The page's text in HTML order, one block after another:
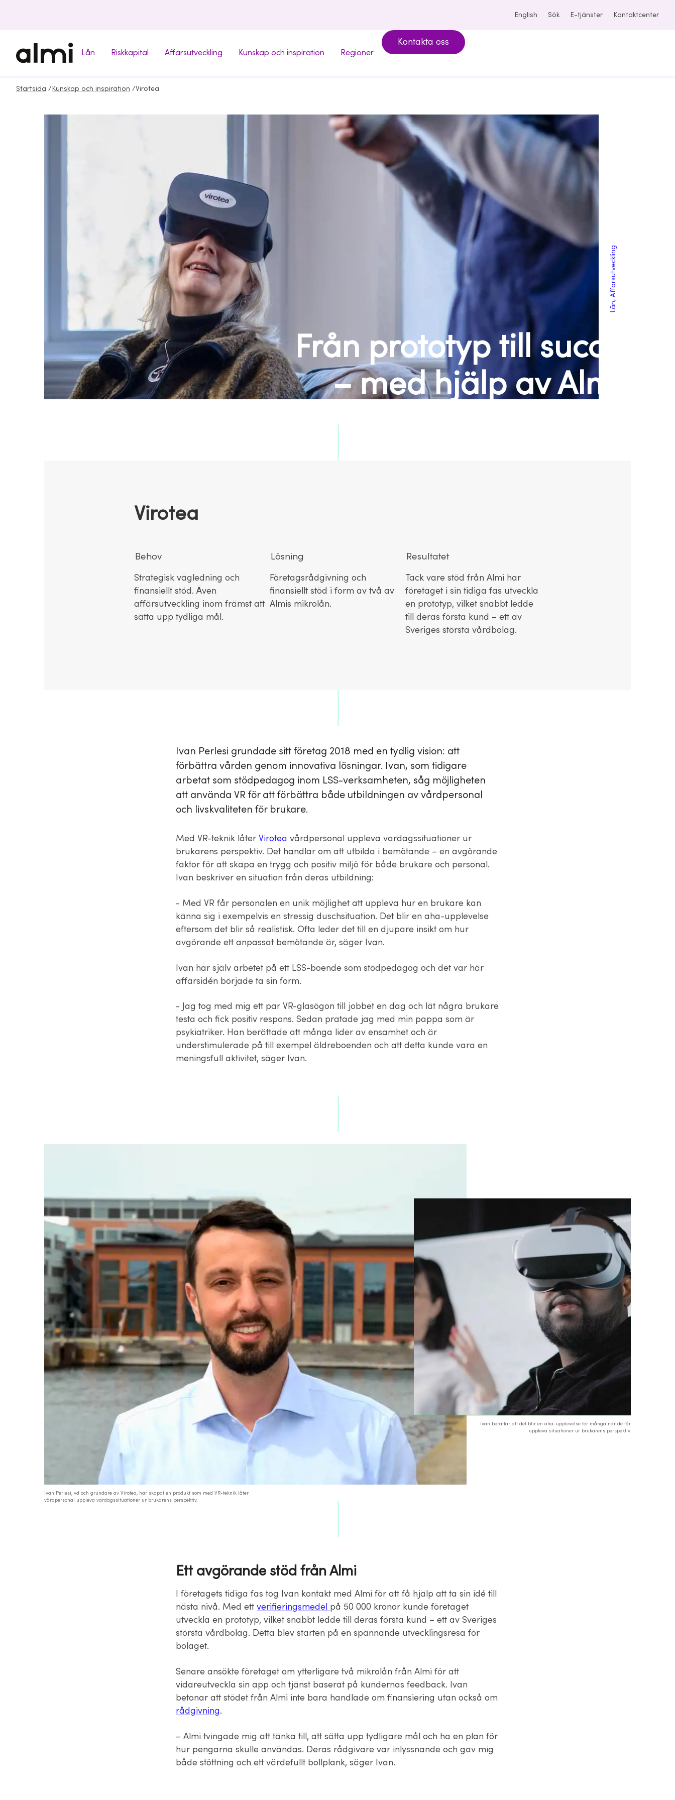
English Sök E-tjänster Kontaktcenter
Lån Riskkapital Affärsutveckling Kunskap och inspiration Regioner
Kontakta oss
Startsida / Kunskap och inspiration /Virotea
Från prototyp till succé
– med hjälp av Almi
Lån, Affärsutveckling
Virotea
Behov
Strategisk vägledning och
finansiellt stöd. Även
affärsutveckling inom främst att
sätta upp tydliga mål.
Lösning
Företagsrådgivning och
finansiellt stöd i form av två av
Almis mikrolån.
Resultatet
Tack vare stöd från Almi har
företaget i sin tidiga fas utveckla
en prototyp, vilket snabbt ledde
till deras första kund – ett av
Sveriges största vårdbolag.
Ivan Perlesi grundade sitt företag 2018 med en tydlig vision: att
förbättra vården genom innovativa lösningar. Ivan, som tidigare
arbetat som stödpedagog inom LSS-verksamheten, såg möjligheten
att använda VR för att förbättra både utbildningen av vårdpersonal
och livskvaliteten för brukare.
Med VR-teknik låter Virotea vårdpersonal uppleva vardagssituationer ur
brukarens perspektiv. Det handlar om att utbilda i bemötande – en avgörande
faktor för att skapa en trygg och positiv miljö för både brukare och personal.
Ivan beskriver en situation från deras utbildning:
- Med VR får personalen en unik möjlighet att uppleva hur en brukare kan
känna sig i exempelvis en stressig duschsituation. Det blir en aha-upplevelse
eftersom det blir så realistisk. Ofta leder det till en djupare insikt om hur
avgörande ett anpassat bemötande är, säger Ivan.
Ivan har själv arbetet på ett LSS-boende som stödpedagog och det var här
affärsidén började ta sin form.
- Jag tog med mig ett par VR-glasögon till jobbet en dag och lät några brukare
testa och fick positiv respons. Sedan pratade jag med min pappa som är
psykiatriker. Han berättade att många lider av ensamhet och är
understimulerade på till exempel äldreboenden och att detta kunde vara en
meningsfull aktivitet, säger Ivan.
Ivan Perlesi, vd och grundare av Virotea, har skapat en produkt som med VR-teknik låter
vårdpersonal uppleva vardagssituationer ur brukarens perspektiv.
Ivan berättar att det blir en aha-upplevelse för många när de får
uppleva situationer ur brukarens perspektiv.
Ett avgörande stöd från Almi
I företagets tidiga fas tog Ivan kontakt med Almi för att få hjälp att ta sin idé till
nästa nivå. Med ett verifieringsmedel på 50 000 kronor kunde företaget
utveckla en prototyp, vilket snabbt ledde till deras första kund – ett av Sveriges
största vårdbolag. Detta blev starten på en spännande utvecklingsresa för
bolaget.
Senare ansökte företaget om ytterligare två mikrolån från Almi för att
vidareutveckla sin app och tjänst baserat på kundernas feedback. Ivan
betonar att stödet från Almi inte bara handlade om finansiering utan också om
rådgivning.
– Almi tvingade mig att tänka till, att sätta upp tydligare mål och ha en plan för
hur pengarna skulle användas. Deras rådgivare var inlyssnande och gav mig
både stöttning och ett värdefullt bollplank, säger Ivan.